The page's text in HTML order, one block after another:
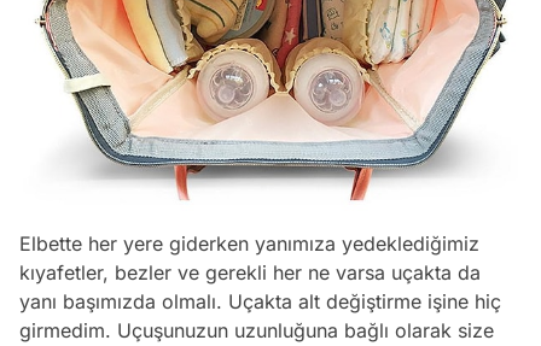
Elbette her yere giderken yanımıza yedeklediğimiz
kıyafetler, bezler ve gerekli her ne varsa uçakta da
yanı başımızda olmalı. Uçakta alt değiştirme işine hiç
girmedim. Uçuşunuzun uzunluğuna bağlı olarak size